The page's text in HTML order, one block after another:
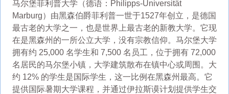
马尔堡菲利普大学（德语：Philipps-Universität
Marburg）由黑森伯爵菲利普一世于1527年创立，是德国
最古老的大学之一，也是世界上最古老的新教大学。它现
在是黑森州的一所公立大学，没有宗教信仰。马尔堡大学
拥有约 25,000 名学生和 7,500 名员工，位于拥有 72,000
名居民的马尔堡小镇，大学建筑散布在镇中心或周围。大
约 12% 的学生是国际学生，这一比例在黑森州最高。它
提供国际暑期大学课程，并通过伊拉斯谟计划提供学生交